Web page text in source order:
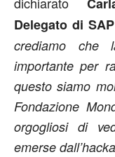
Delegato di
crediamo che
importante per
questo siamo
Fondazione
orgogliosi di
emerse